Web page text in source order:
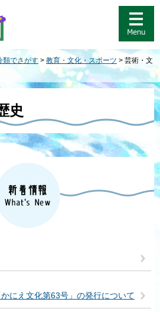
類でさがす > 教育・文化・スポーツ > 芸術・文
史
にえ文化第63号」の発行について